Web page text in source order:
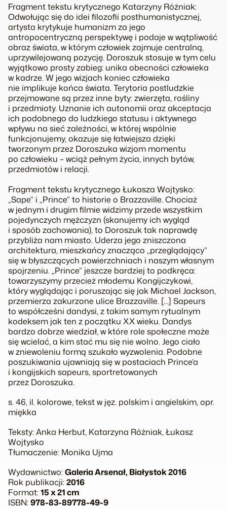
Fragment tekstu krytycznego Katarzyny Różniak:
Odwołując się do idei filozofii posthumanistycznej,
artysta krytykuje humanizm za jego
antropocentryczną perspektywę i podaje w wątpliwość
obraz świata, w którym człowiek zajmuje centralną,
uprzywilejowaną pozycję. Doroszuk stosuje w tym celu
wyjątkowo prosty zabieg: unika obecności człowieka
w kadrze. W jego wizjach koniec człowieka
nie implikuje końca świata. Terytoria postludzkie
przejmowane są przez inne byty: zwierzęta, rośliny
i przedmioty. Uznanie ich autonomii oraz akceptacja
ich podobnego do ludzkiego statusu i aktywnego
wpływu na sieć zależności, w której wspólnie
funkcjonujemy, okazuje się łatwiejsza dzięki
tworzonym przez Doroszuka wizjom momentu
po człowieku – wciąż pełnym życia, innych bytów,
przedmiotów i relacji.
Fragment tekstu krytycznego Łukasza Wojtysko:
„Sape” i „Prince” to historie o Brazzaville. Chociaż
w jednym i drugim filmie widzimy przede wszystkim
pojedynczych mężczyzn (skanujemy ich wygląd
i sposób zachowania), to Doroszuk tak naprawdę
przybliża nam miasto. Uderza jego zniszczona
architektura, mieszkańcy znacząco „przeglądający”
się w błyszczących powierzchniach i naszym własnym
spojrzeniu. „Prince” jeszcze bardziej to podkręca:
towarzyszymy przecież młodemu Kongijczykowi,
który wyglądając i poruszając się jak Michael Jackson,
przemierza zakurzone ulice Brazzaville. […] Sapeurs
to współcześni dandysi, z takim samym rytualnym
kodeksem jak ten z początku XX wieku. Dandys
bardzo dobrze wiedział, w które role społeczne może
się wcielać, a kim stać mu się nie wolno. Jego ciało
w zniewoleniu formą szukało wyzwolenia. Podobne
poszukiwania ujawniają się w postaciach Prince’a
i kongijskich sapeurs, sportretowanych
przez Doroszuka.
s. 46, il. kolorowe, tekst w jęz. polskim i angielskim, opr.
miękka
Teksty: Anka Herbut, Katarzyna Różniak, Łukasz
Wojtysko
Tłumaczenie: Monika Ujma
Wydawnictwo:Galeria Arsenał, Białystok 2016
Rok publikacji:2016
Format:15 x 21 cm
ISBN:978-83-89778-49-9